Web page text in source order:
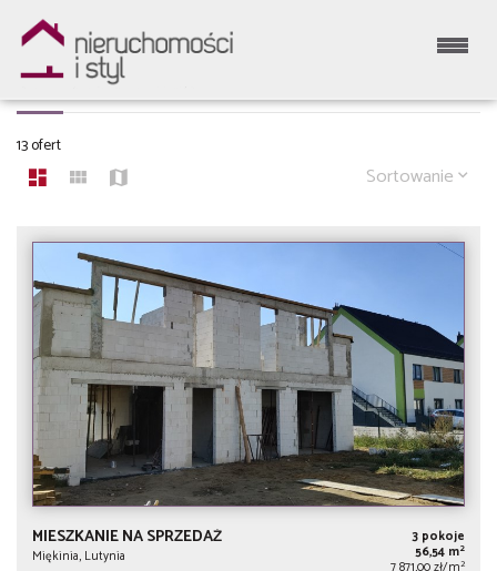
MIESZKANIA NA SPRZEDAŻ
13 ofert
Sortowanie
MIESZKANIE NA SPRZEDAŻ
Miękinia, Lutynia
3 pokoje
56,54 m2
2